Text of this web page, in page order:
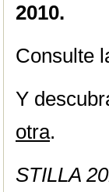
2010.
Consulte
Y
otra.
STILLA